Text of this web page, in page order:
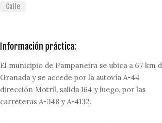
Calle
Información práctica:
El municipio de Pampaneira se ubica a 67 km
Granada y se accede por la autovía A-44
dirección Motril, salida 164 y luego, por las
carreteras A-348 y A-4132.